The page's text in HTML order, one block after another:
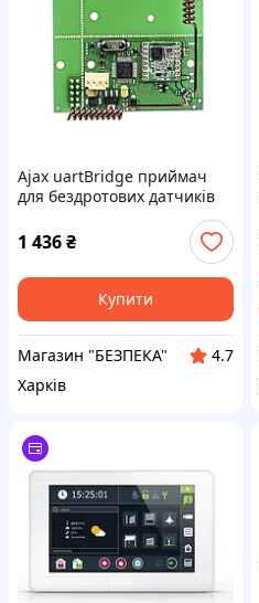
Ajax uartBridge приймач
для бездротових датчиків
1 436₴
Купити
Магазин "БЕЗПЕКА"
4.7
Харків